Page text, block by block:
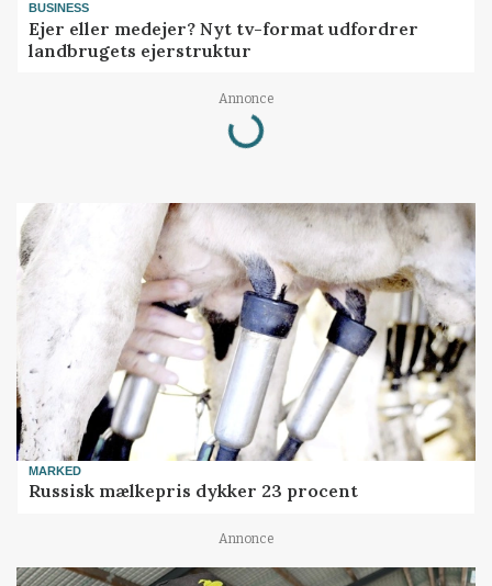
BUSINESS
Ejer eller medejer? Nyt tv-format udfordrer
landbrugets ejerstruktur
Annonce
Loading...
MARKED
Russisk mælkepris dykker 23 procent
Annonce